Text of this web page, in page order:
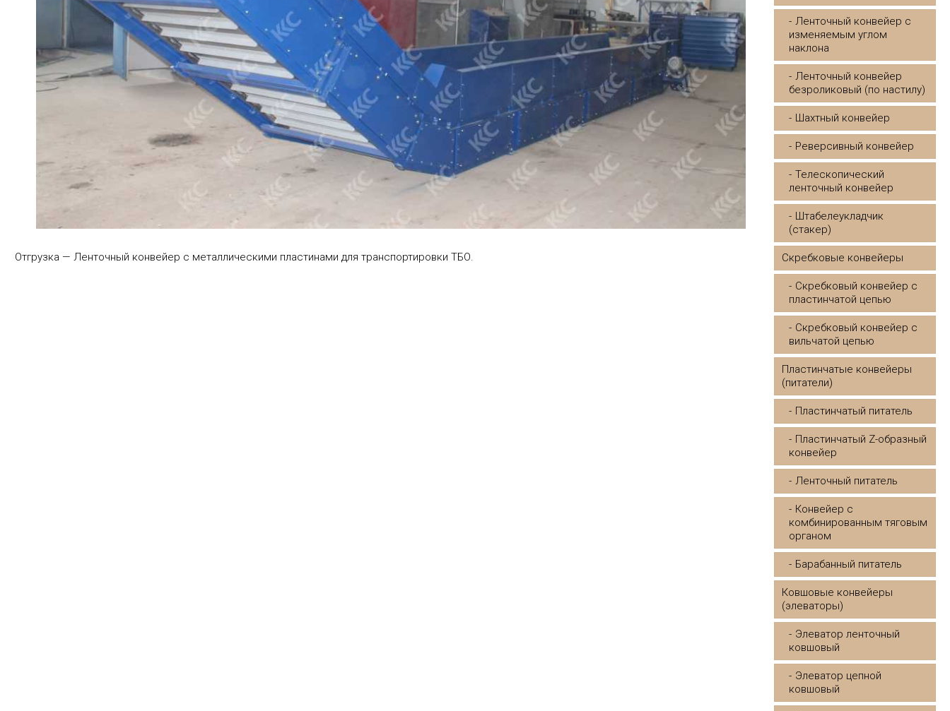
Отгрузка — Ленточный конвейер с металлическими пластинами для транспортировки ТБО.
Ленточный конвейер с
изменяемым углом
наклона
Ленточный конвейер
безроликовый (по настилу)
Шахтный конвейер
Реверсивный конвейер
Телескопический
ленточный конвейер
Штабелеукладчик
(стакер)
Скребковые конвейеры
Скребковый конвейер с
пластинчатой цепью
Скребковый конвейер с
вильчатой цепью
Пластинчатые конвейеры
(питатели)
Пластинчатый питатель
Пластинчатый Z-образный
конвейер
Ленточный питатель
Конвейер с
комбинированным тяговым
органом
Барабанный питатель
Ковшовые конвейеры
(элеваторы)
Элеватор ленточный
ковшовый
Элеватор цепной
ковшовый